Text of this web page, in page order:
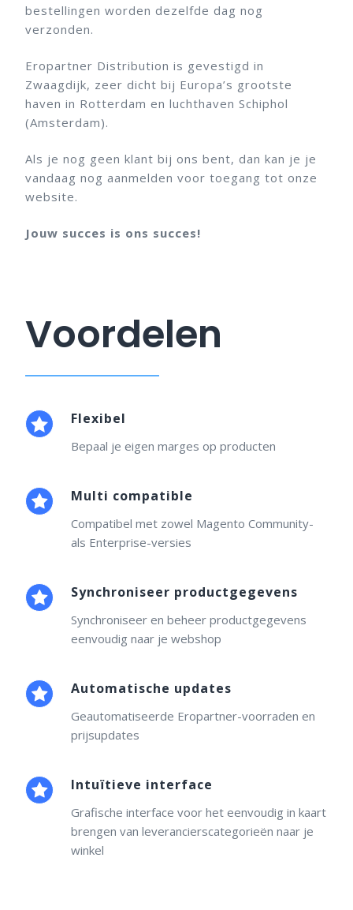
bestellingen worden dezelfde dag nog
verzonden.
Eropartner Distribution is gevestigd in
Zwaagdijk, zeer dicht bij Europa’s grootste
haven in Rotterdam en luchthaven Schiphol
(Amsterdam).
Als je nog geen klant bij ons bent, dan kan je je
vandaag nog aanmelden voor toegang tot onze
website.
Jouw succes is ons succes!
Voordelen
Flexibel
Bepaal je eigen marges op producten
Multi compatible
Compatibel met zowel Magento Community-
als Enterprise-versies
Synchroniseer productgegevens
Synchroniseer en beheer productgegevens
eenvoudig naar je webshop
Automatische updates
Geautomatiseerde Eropartner-voorraden en
prijsupdates
Intuïtieve interface
Grafische interface voor het eenvoudig in kaart
brengen van leverancierscategorieën naar je
winkel